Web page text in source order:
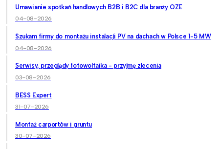
Umawianie spotkań handlowych B2B i B2C dla branży OZE
04-08-2026
Szukam firmy do montażu instalacji PV na dachach w Polsce 1-5 MW
04-08-2026
Serwisy, przeglądy fotowoltaika - przyjmę zlecenia
03-08-2026
BESS Expert
31-07-2026
Montaż carportów i gruntu
30-07-2026